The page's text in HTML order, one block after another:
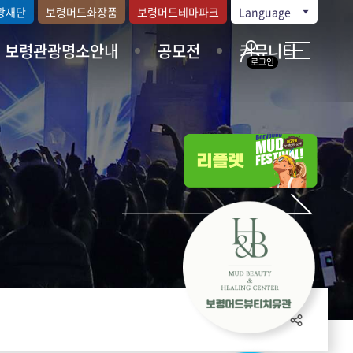
보령관광명소안내 공모전 커뮤니티
재단 보령머드화장품 보령머드테마파크 Language
로그인